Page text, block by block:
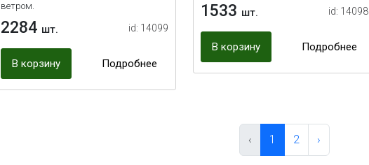
ветром.
2284 шт. id: 14099
В корзину Подробнее
1533 шт. id: 14098
В корзину Подробнее
‹ 1 2 ›